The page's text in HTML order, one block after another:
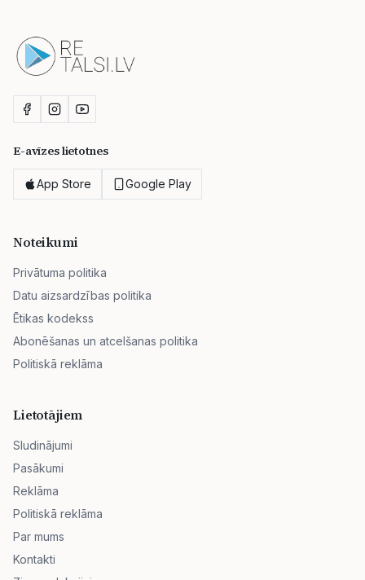
E-avīzes lietotnes
App Store Google Play
Noteikumi
Privātuma politika
Datu aizsardzības politika
Ētikas kodekss
Abonēšanas un atcelšanas politika
Politiskā reklāma
Lietotājiem
Sludinājumi
Pasākumi
Reklāma
Politiskā reklāma
Par mums
Kontakti